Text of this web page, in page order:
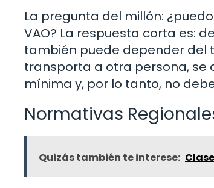
La pregunta del millón:
VAO? La respuesta corta es:
también puede depender del
transporta a otra persona, se
mínima y, por lo tanto, no
Normativas
Quizás también te interese: